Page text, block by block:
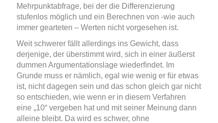
Mehrpunktabfrage, bei der die Differenzierung
stufenlos möglich und ein Berechnen von -wie auch
immer gearteten – Werten nicht vorgesehen ist.
Weit schwerer fällt allerdings ins Gewicht, dass
derjenige, der überstimmt wird, sich in einer äußerst
dummen Argumentationslage wiederﬁndet. Im
Grunde muss er nämlich, egal wie wenig er für etwas
ist, nicht dagegen sein und das schon gleich gar nicht
so entschieden, wie wenn er in diesem Verfahren
eine „10“ vergeben hat und mit seiner Meinung dann
alleine bleibt. Da wird es schwer, ohne